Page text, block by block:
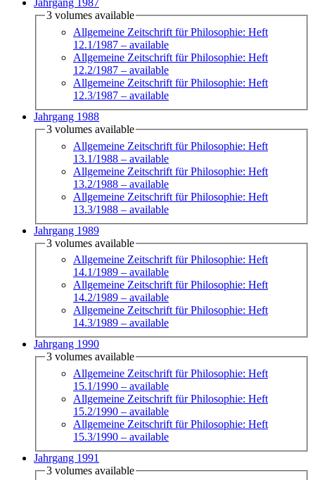
Jahrgang 1987
3 volumes available
Allgemeine Zeitschrift für Philosophie: Heft
12.1/1987 – available
Allgemeine Zeitschrift für Philosophie: Heft
12.2/1987 – available
Allgemeine Zeitschrift für Philosophie: Heft
12.3/1987 – available
Jahrgang 1988
3 volumes available
Allgemeine Zeitschrift für Philosophie: Heft
13.1/1988 – available
Allgemeine Zeitschrift für Philosophie: Heft
13.2/1988 – available
Allgemeine Zeitschrift für Philosophie: Heft
13.3/1988 – available
Jahrgang 1989
3 volumes available
Allgemeine Zeitschrift für Philosophie: Heft
14.1/1989 – available
Allgemeine Zeitschrift für Philosophie: Heft
14.2/1989 – available
Allgemeine Zeitschrift für Philosophie: Heft
14.3/1989 – available
Jahrgang 1990
3 volumes available
Allgemeine Zeitschrift für Philosophie: Heft
15.1/1990 – available
Allgemeine Zeitschrift für Philosophie: Heft
15.2/1990 – available
Allgemeine Zeitschrift für Philosophie: Heft
15.3/1990 – available
Jahrgang 1991
3 volumes available